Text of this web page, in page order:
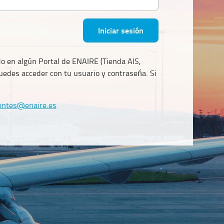
Iniciar sesión
en algún Portal de ENAIRE (Tienda AIS,
acceder con tu usuario y contraseńa. Si